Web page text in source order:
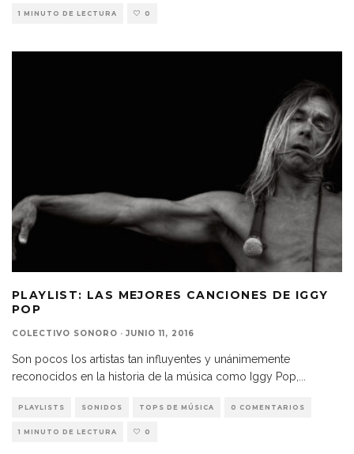
1 MINUTO DE LECTURA 0
PLAYLIST: LAS MEJORES CANCIONES DE IGGY
POP
COLECTIVO SONORO · JUNIO 11, 2016
Son pocos los artistas tan influyentes y unánimemente
reconocidos en la historia de la música como Iggy Pop,
PLAYLISTS SONIDOS TOPS DE MÚSICA 0 COMENTARIOS
1 MINUTO DE LECTURA 0